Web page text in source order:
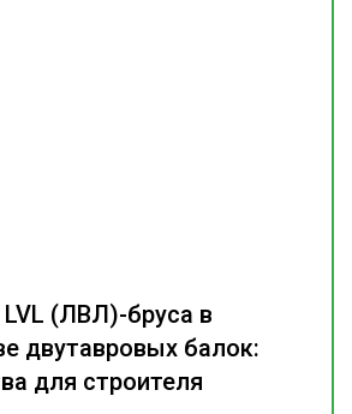
(ЛВЛ)-бруса в
двутавровых балок:
для строителя